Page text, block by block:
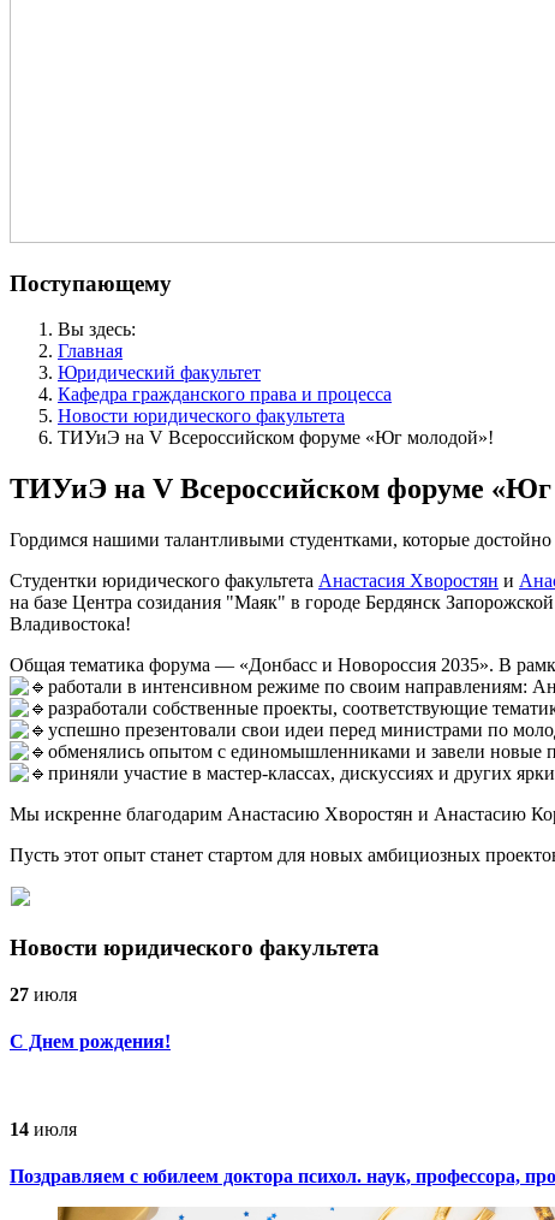
Поступающему
Вы здесь:
Главная
Юридический факультет
Кафедра гражданского права и процесса
Новости юридического факультета
ТИУиЭ на V Всероссийском форуме «Юг молодой»!
ТИУиЭ на V Всероссийском форуме «Юг
Гордимся нашими талантливыми студентками, которые
Студентки юридического факультета Анастасия Хворостян и
на базе Центра созидания "Маяк" в городе Бердянск
Владивостока!
Общая тематика форума — «Донбасс и Новороссия 2035». В
работали в интенсивном режиме по своим направлениям:
разработали собственные проекты, соответствующие
успешно презентовали свои идеи перед министрами по
обменялись опытом с единомышленниками и завели новые
приняли участие в мастер‑классах, дискуссиях и других
Мы искренне благодарим Анастасию Хворостян и Анастасию
Пусть этот опыт станет стартом для новых амбициозных
Новости юридического факультета
27 июля
С Днем рождения!
14 июля
Поздравляем с юбилеем доктора психол. наук, профессора,